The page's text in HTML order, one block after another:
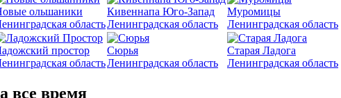
ольшаники
область
Кивеннапа Юго-Запад
Ленинградская область
Муромицы
Ленинградская область
простор
область
Сюрья
Ленинградская область
Старая Ладога
Ленинградская область
все время